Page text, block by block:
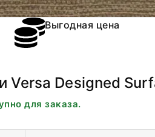
Выгодная цена
Versa Designed
для заказа.